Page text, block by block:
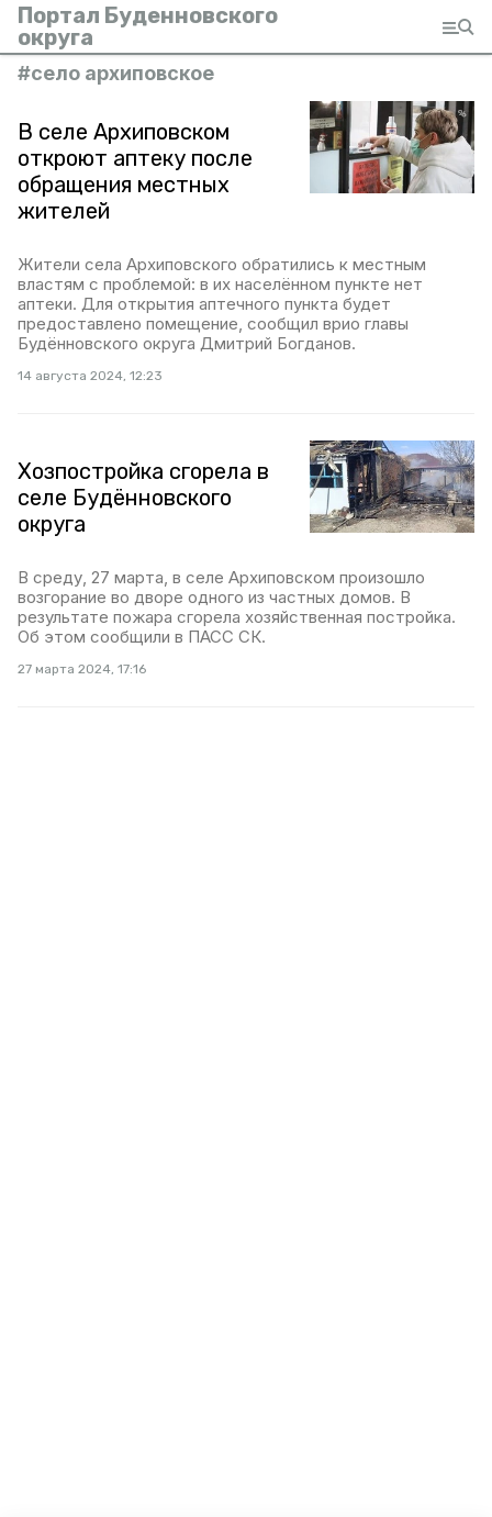
Портал Буденновского
округа
#село архиповское
В селе Архиповском
откроют аптеку после
обращения местных
жителей
Жители села Архиповского обратились к местным
властям с проблемой: в их населённом пункте нет
аптеки. Для открытия аптечного пункта будет
предоставлено помещение, сообщил врио главы
Будённовского округа Дмитрий Богданов.
14 августа 2024, 12:23
Хозпостройка сгорела в
селе Будённовского
округа
В среду, 27 марта, в селе Архиповском произошло
возгорание во дворе одного из частных домов. В
результате пожара сгорела хозяйственная постройка.
Об этом сообщили в ПАСС СК.
27 марта 2024, 17:16